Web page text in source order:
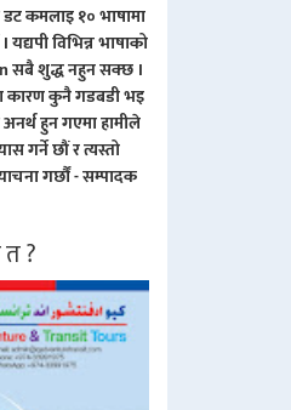
डट कमलाइ १० भाषामा
विभिन्न भाषाको
सबै शुद्ध नहुन सक्छ ।
कारण कुनै गडबडी भइ
हुन गएमा हामीले
गर्ने छौं र त्यस्तो
गर्छौं - सम्पादक
?